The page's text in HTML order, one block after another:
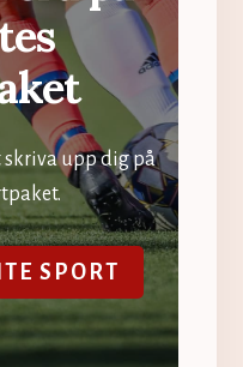
skriva upp dig på
SPORT